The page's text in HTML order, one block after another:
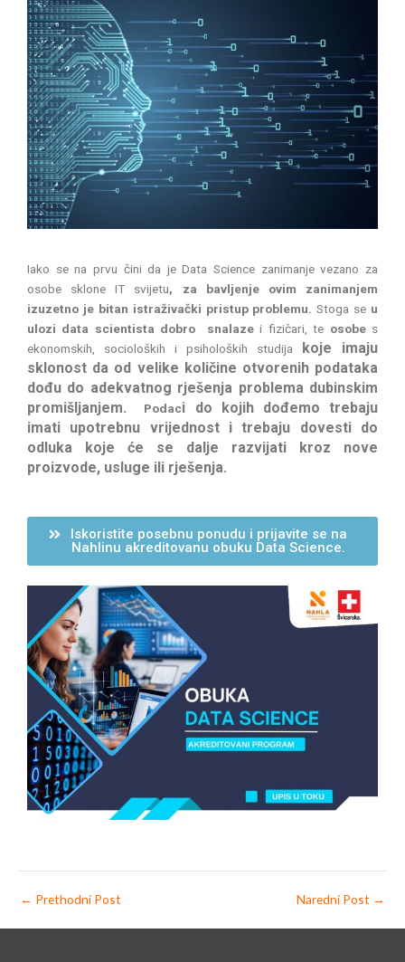
Iako se na prvu čini da je Data Science zanimanje vezano za
osobe sklone IT svijetu, za bavljenje ovim zanimanjem
izuzetno je bitan istraživački pristup problemu. Stoga se u
ulozi data scientista dobro snalaze i fizičari, te osobes
ekonomskih, socioloških i psiholoških studija koje imaju
sklonost da od velike količine otvorenih podataka
dođu do adekvatnog rješenja problema dubinskim
promišljanjem.
Podaci do kojih dođemo trebaju
imati upotrebnu vrijednost i trebaju dovesti do
odluka koje će se dalje razvijati kroz nove
proizvode, usluge ili rješenja.
Iskoristite posebnu ponudu i prijavite se na
Nahlinu akreditovanu obuku Data Science.
← Prethodni Post Naredni Post →